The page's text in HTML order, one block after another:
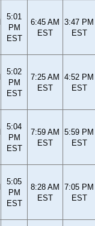
5:01
PM
EST
6:45 AM
EST
3:47 PM
EST
5:02
PM
EST
7:25 AM
EST
4:52 PM
EST
5:04
PM
EST
7:59 AM
EST
5:59 PM
EST
5:05
PM
EST
8:28 AM
EST
7:05 PM
EST